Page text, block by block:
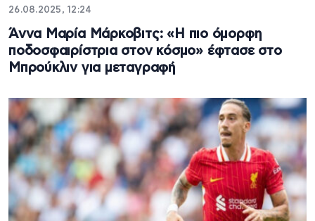
26.08.2025, 12:24
Άννα Μαρία Μάρκοβιτς: «Η πιο όμορφη
ποδοσφαιρίστρια στον κόσμο» έφτασε στο
Μπρούκλιν για μεταγραφή